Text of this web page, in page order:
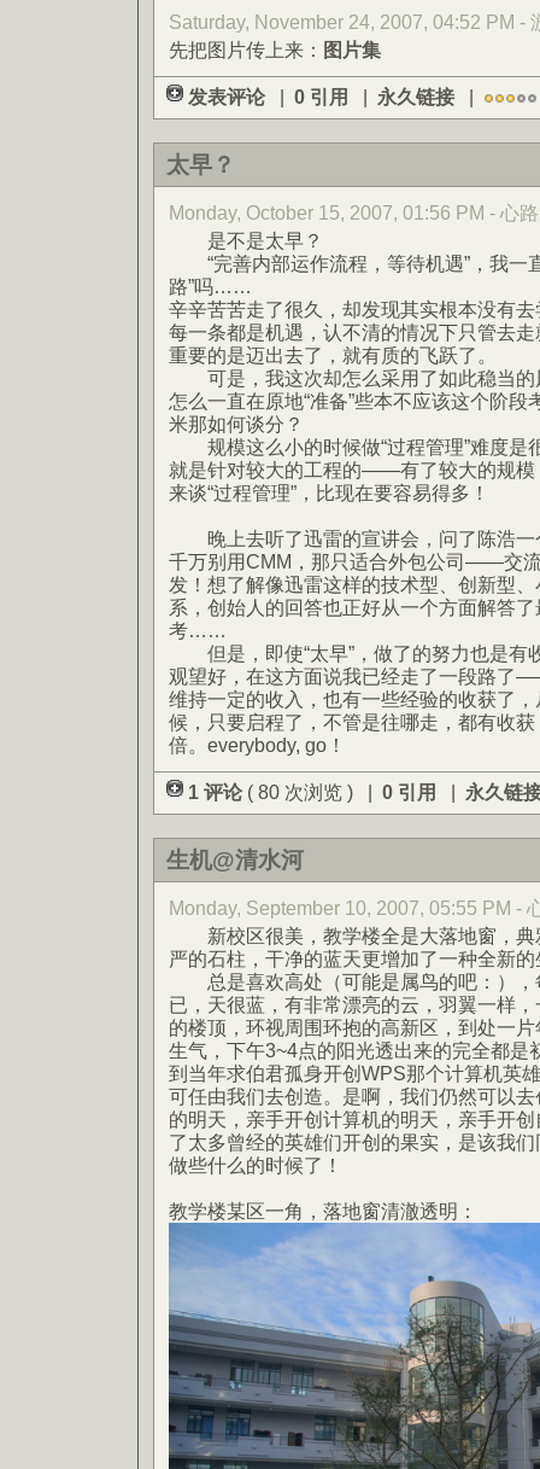
Saturday, November 24, 2007, 04:52 PM -
先把图片传上来： 图片集
发表评论 | 0 引用 | 永久链接 |
太早？
Monday, October 15, 2007, 01:56 PM - 心
是不是太早？
“完善内部运作流程，等待机遇”，我一
路”吗……
辛辛苦苦走了很久，却发现其实根本没有
每一条都是机遇，认不清的情况下只管去
重要的是迈出去了，就有质的飞跃了。
可是，我这次却怎么采用了如此稳当的
怎么一直在原地“准备”些本不应该这个阶
米那如何谈分？
规模这么小的时候做“过程管理”难度是
就是针对较大的工程的——有了较大的规模
来谈“过程管理”，比现在要容易得多！
晚上去听了迅雷的宣讲会，问了陈浩一
千万别用CMM，那只适合外包公司——交
发！想了解像迅雷这样的技术型、创新型
系，创始人的回答也正好从一个方面解答了
考……
但是，即使“太早”，做了的努力也是有
观望好，在这方面说我已经走了一段路了
维持一定的收入，也有一些经验的收获了
候，只要启程了，不管是往哪走，都有收
倍。everybody, go！
1 评论 ( 80 次浏览 ) | 0 引用 | 永久链
生机@清水河
Monday, September 10, 2007, 05:55 PM -
新校区很美，教学楼全是大落地窗，典
严的石柱，干净的蓝天更增加了一种全新的
总是喜欢高处（可能是属鸟的吧：），
已，天很蓝，有非常漂亮的云，羽翼一样
的楼顶，环视周围环抱的高新区，到处一
生气，下午3~4点的阳光透出来的完全都是
到当年求伯君孤身开创WPS那个计算机英
可任由我们去创造。是啊，我们仍然可以
的明天，亲手开创计算机的明天，亲手开
了太多曾经的英雄们开创的果实，是该我
做些什么的时候了！
教学楼某区一角，落地窗清澈透明：